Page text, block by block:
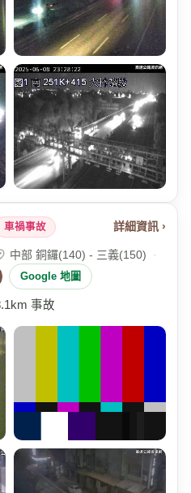
車禍事故 詳細資訊 ›
中部 銅鑼(140) - 三義(150)
·
Google 地圖
事故